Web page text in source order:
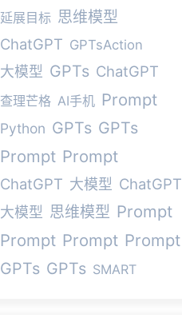
延展目标 思维模型
ChatGPT GPTsAction
大模型 GPTs ChatGPT
查理芒格 AI手机 Prompt
Python GPTs GPTs
Prompt Prompt
ChatGPT 大模型 ChatGPT
大模型 思维模型 Prompt
Prompt Prompt Prompt
GPTs GPTs SMART